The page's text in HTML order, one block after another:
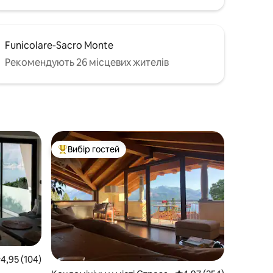
Funicolare-Sacro Monte
Рекомендують 26 місцевих жителів
оцінка: 4,95 з 5, відгуки: 104
4,95 (104)
Топ вибір гостей
Вибір гостей